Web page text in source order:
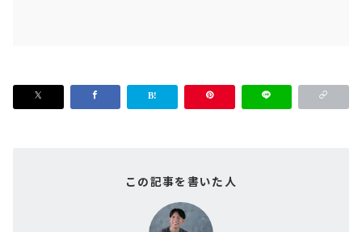
この記事を書いた人